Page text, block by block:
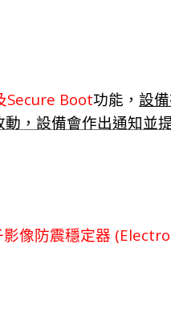
Secure Boot功能， 設
動 ， 設備會作出通知並
影像防震穩定器